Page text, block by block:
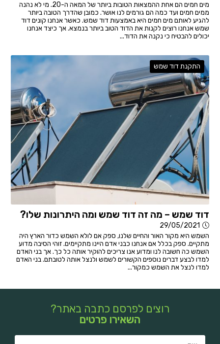
מים חמים הם אחת ההמצאות הטובות ביותר של המאה ה-20. מי לא נהנה
ממים חמים ועד כמה הם גורמים לנו אושר. כמובן שהדרך הטובה ביותר
להגיע לאותם מים חמים היא באמצעות דוד שמש. כאשר אנחנו קונים דוד
שמש אנחנו רוצים לקנות את הדוד הטוב ביותר בנמצא. אך כיצד אנחנו
יכולים להבטיח כי נקנה את הדוד...
התקנת דוד שמש
דוד שמש – מה זה דוד שמש ומה היתרונות שלו?
29/05/2021
השמש היא מקור האור והחיים שלנו, ספק אם לולא השמש כדור הארץ היה
מתקיים. ספק בכלל אם אנחנו כבני אדם היינו מתקיימים. זוהי הסיבה מדוע
השמש כה חשובה לנו ומדוע אנו צריכים להוקיר אותה כל כך. אך בני האדם
למדו לבצע דברים נוספים הקשורים לשמש ולנצל אותה לטובתם. בני האדם
למדו לנצל את השמש כמקור...
רוצים לפרסם כתבה באתר?
השאירו פרטים